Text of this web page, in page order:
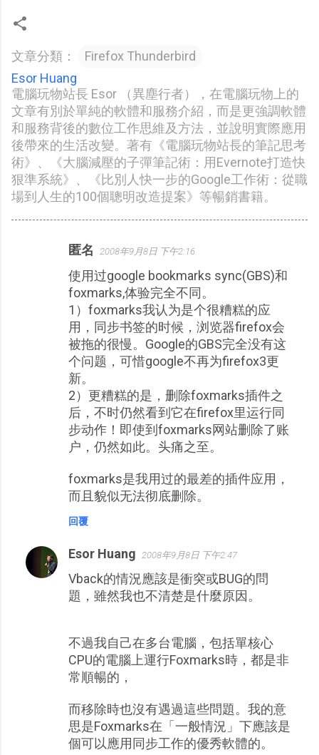
文章分類：
Firefox Thunderbird
Esor Huang
電腦玩物站長 Esor （異塵行者），在電腦玩物上的
文章有別於單純的軟體和服務介紹，而是更強調軟體
和服務背後的數位工作思維及方法，並說明實際應用
後帶來的生活改變。著有《電腦玩物站長的筆記思考
術》、《大腦減壓的子彈筆記術：用Evernote打造快
狠準系統》、《比別人快一步的Google工作術：從職
場到人生的100個聰明改造提案》等暢銷書籍。
匿名 2008年9月8日 下午2:16
使用过google bookmarks sync(GBS)和
foxmarks,体验完全不同。
1）foxmarks我认为是个很糟糕的应
用，同步书签的时候，浏览器firefox会
被拖的很慢。Google的GBS完全没有这
个问题，可惜google不再为firefox3更
新。
2）更糟糕的是，删除foxmarks插件之
后，不时仍然看到它在firefox里运行同
步动作！即使到foxmarks网站删除了账
户，仍然如此。头痛之至。
foxmarks是我用过的最差的插件应用，
而且貌似无法彻底删除。
回覆
Esor Huang 2008年9月8日 下午2:47
Vback的情況應該是衝突或BUG的問
題，雖然我也不清楚是什麼原因。
不過我自己在多台電腦，包括單核心
CPU的電腦上運行Foxmarks時，都是非
常順暢的，
而移除時也沒有遇過這些問題。我的意
思是Foxmarks在「一般情況」下應該是
個可以應用同步工作的優秀軟體的。